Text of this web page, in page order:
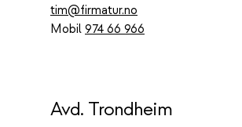
tim@firmatur.no
Mobil 974 66 966
Avd. Trondheim